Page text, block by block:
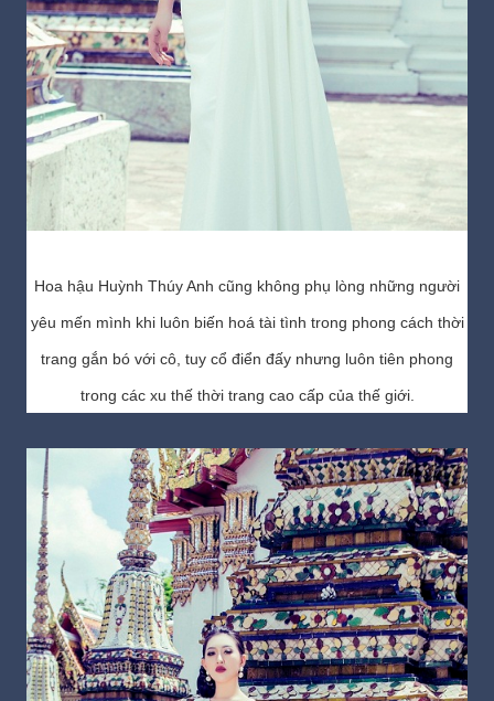
Hoa hậu Huỳnh Thúy Anh cũng không phụ lòng những người
yêu mến mình khi luôn biến hoá tài tình trong phong cách thời
trang gắn bó với cô, tuy cổ điển đấy nhưng luôn tiên phong
trong các xu thế thời trang cao cấp của thế giới.